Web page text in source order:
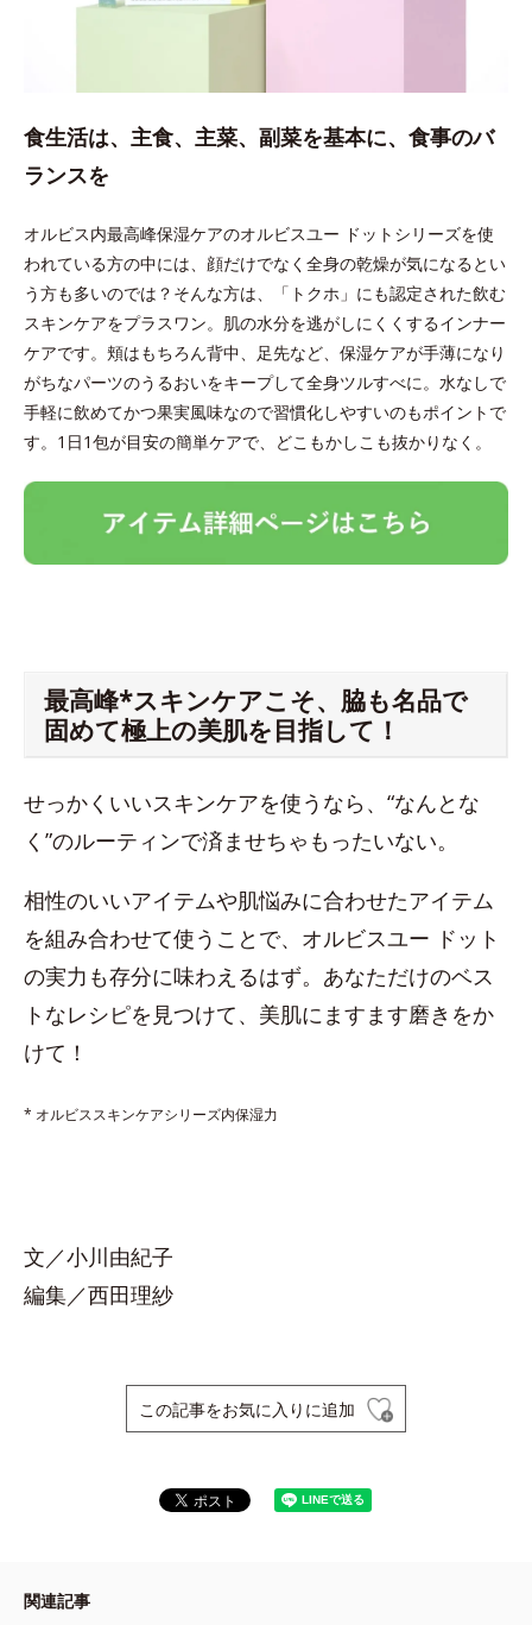
食生活は、主食、主菜、副菜を基本に、食事のバ
ランスを
オルビス内最高峰保湿ケアのオルビスユー ドットシリーズを使
われている方の中には、顔だけでなく全身の乾燥が気になるとい
う方も多いのでは？そんな方は、「トクホ」にも認定された飲む
スキンケアをプラスワン。肌の水分を逃がしにくくするインナー
ケアです。頬はもちろん背中、足先など、保湿ケアが手薄になり
がちなパーツのうるおいをキープして全身ツルすべに。水なしで
手軽に飲めてかつ果実風味なので習慣化しやすいのもポイントで
す。1日1包が目安の簡単ケアで、どこもかしこも抜かりなく。
最高峰*スキンケアこそ、脇も名品で
固めて極上の美肌を目指して！
せっかくいいスキンケアを使うなら、“なんとな
く”のルーティンで済ませちゃもったいない。
相性のいいアイテムや肌悩みに合わせたアイテム
を組み合わせて使うことで、オルビスユー ドット
の実力も存分に味わえるはず。あなただけのベス
トなレシピを見つけて、美肌にますます磨きをか
けて！
* オルビススキンケアシリーズ内保湿力
文／小川由紀子
編集／西田理紗
この記事をお気に入りに追加
関連記事